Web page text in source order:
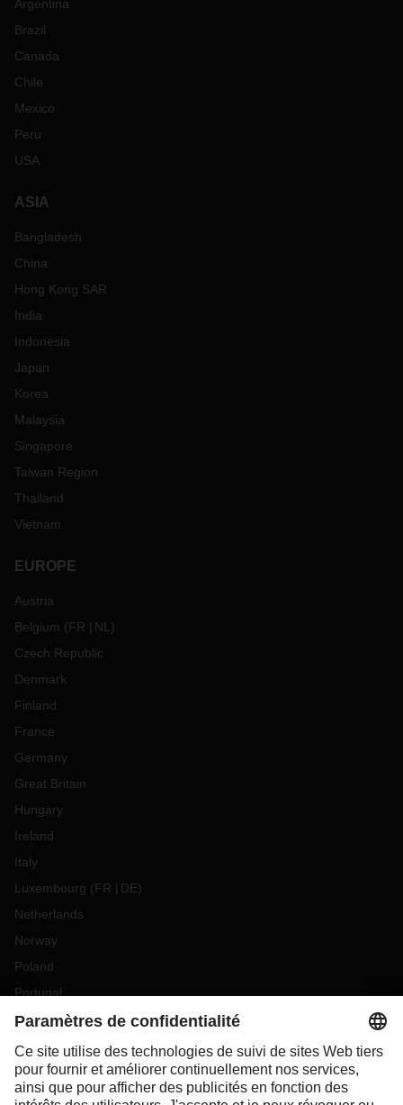
Argentina
Brazil
Canada
Chile
Mexico
Peru
USA
ASIA
Bangladesh
China
Hong Kong SAR
India
Indonesia
Japan
Korea
Malaysia
Singapore
Taiwan Region
Thailand
Vietnam
EUROPE
Austria
Belgium (FR NL )
Czech Republic
Denmark
Finland
France
Germany
Great Britain
Hungary
Ireland
Italy
Luxembourg (FR DE)
Netherlands
Norway
Poland
Portugal
Romania
Slovakia
Spain
Sweden